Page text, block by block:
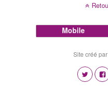
Mobile
Site créé